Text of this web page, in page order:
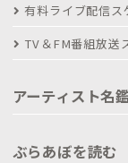
有料ライブ配信ス
TV＆FM番組放送
アーティスト名
ぶらあぼを読む